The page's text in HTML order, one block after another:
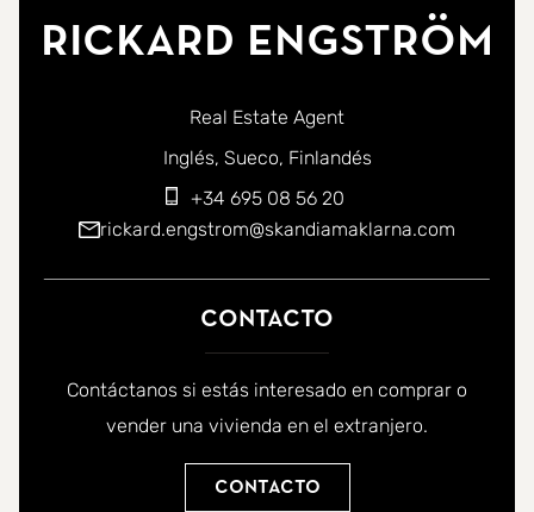
Rickard Engström
Real Estate Agent
Puede ponerse en contacto conmigo en los siguientes
Inglés Sueco Finlandés
+34 695 08 56 20
rickard.engstrom@skandiamaklarna.com
Contacto
Contáctanos si estás interesado en comprar o
vender una vivienda en el extranjero.
Contacto